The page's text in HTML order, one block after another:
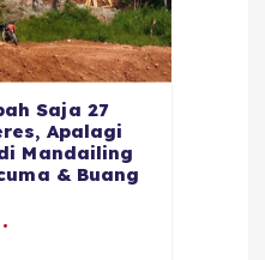
Saja 27
Apalagi
Mandailing
& Buang